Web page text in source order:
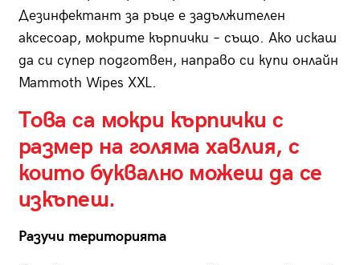
Дезинфектант за ръце е задължителен
аксесоар, мокрите кърпички – също. Ако искаш
да си супер подготвен, направо си купи онлайн
Mammoth Wipes XXL.
Това са мокри кърпички с
размер на голяма хавлия, с
които буквално можеш да се
изкъпеш.
Разучи територията